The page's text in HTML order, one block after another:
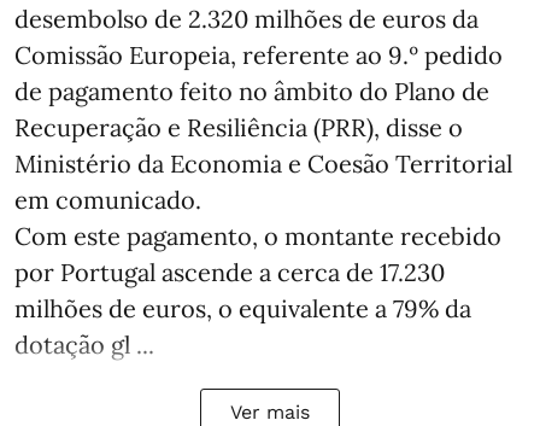
desembolso de 2.320 milhões de euros da
Comissão Europeia, referente ao 9.º pedido
de pagamento feito no âmbito do Plano de
Recuperação e Resiliência (PRR), disse o
Ministério da Economia e Coesão Territorial
em comunicado.
Com este pagamento, o montante recebido
por Portugal ascende a cerca de 17.230
milhões de euros, o equivalente a 79% da
dotação gl ...
Ver mais